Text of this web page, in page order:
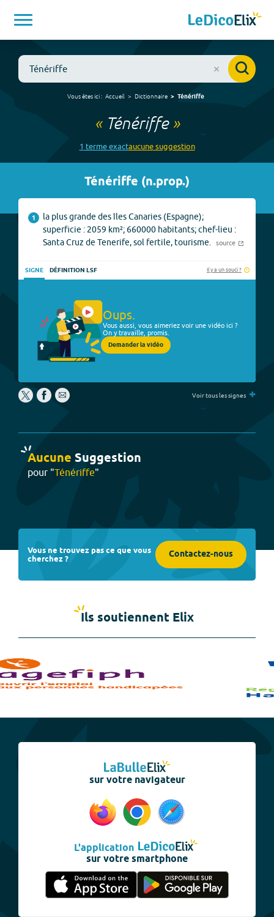
Vous êtes ici : Accueil Dictionnaire Ténériffe
« Ténériffe»
1 termeexactaucunesuggestion
Ténériffe (n.prop.)
1
la plus grande des îles Canaries (Espagne);
superficie : 2059 km²; 660000 habitants; chef-lieu :
Santa Cruz de Tenerife, sol fertile, tourisme.
source
SIGNE DÉFINITION LSF Il y a un souci ?
Oups.
Vous aussi, vous aimeriez voir une vidéo ici ?
On y travaille, promis.
Demander la vidéo
Voir tous les signes +
Aucune Suggestion
pour "Ténériffe"
Vous ne trouvez pas ce que vous
cherchez ? Contactez-nous
Ils soutiennent Elix
sur votre navigateur
L'application
sur votre smartphone